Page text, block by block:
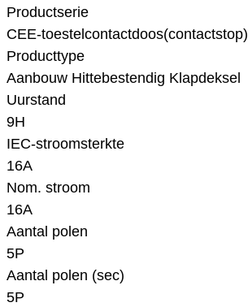
Productserie
CEE-toestelcontactdoos(contactstop)
Producttype
Aanbouw Hittebestendig Klapdeksel
Uurstand
9H
IEC-stroomsterkte
16A
Nom. stroom
16A
Aantal polen
5P
Aantal polen (sec)
5P